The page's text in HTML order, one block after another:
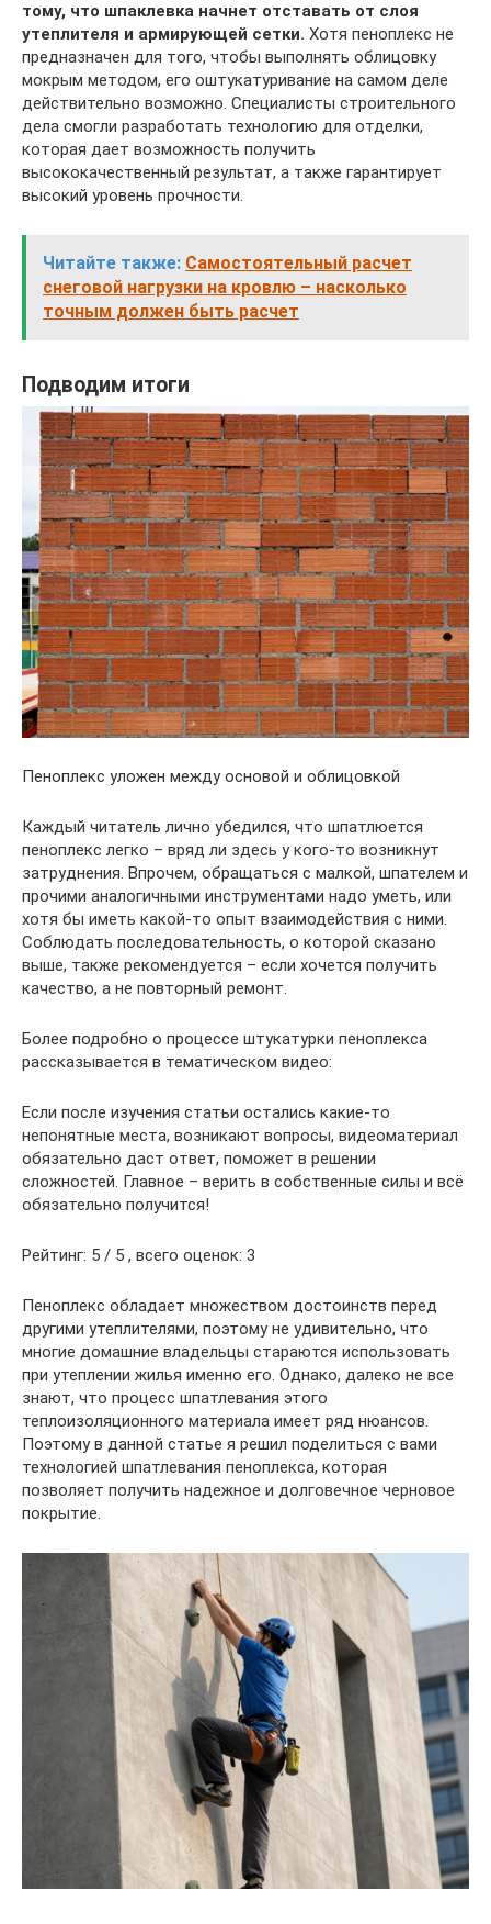
тому, что шпаклевка начнет отставать от слоя
утеплителя и армирующей сетки. Хотя пеноплекс не
предназначен для того, чтобы выполнять облицовку
мокрым методом, его оштукатуривание на самом деле
действительно возможно. Специалисты строительного
дела смогли разработать технологию для отделки,
которая дает возможность получить
высококачественный результат, а также гарантирует
высокий уровень прочности.
Читайте также: Самостоятельный расчет
снеговой нагрузки на кровлю – насколько
точным должен быть расчет
Подводим итоги
Пеноплекс уложен между основой и облицовкой
Каждый читатель лично убедился, что шпатлюется
пеноплекс легко – вряд ли здесь у кого-то возникнут
затруднения. Впрочем, обращаться с малкой, шпателем и
прочими аналогичными инструментами надо уметь, или
хотя бы иметь какой-то опыт взаимодействия с ними.
Соблюдать последовательность, о которой сказано
выше, также рекомендуется – если хочется получить
качество, а не повторный ремонт.
Более подробно о процессе штукатурки пеноплекса
рассказывается в тематическом видео:
Если после изучения статьи остались какие-то
непонятные места, возникают вопросы, видеоматериал
обязательно даст ответ, поможет в решении
сложностей. Главное – верить в собственные силы и всё
обязательно получится!
Рейтинг: 5 / 5 , всего оценок: 3
Пеноплекс обладает множеством достоинств перед
другими утеплителями, поэтому не удивительно, что
многие домашние владельцы стараются использовать
при утеплении жилья именно его. Однако, далеко не все
знают, что процесс шпатлевания этого
теплоизоляционного материала имеет ряд нюансов.
Поэтому в данной статье я решил поделиться с вами
технологией шпатлевания пеноплекса, которая
позволяет получить надежное и долговечное черновое
покрытие.